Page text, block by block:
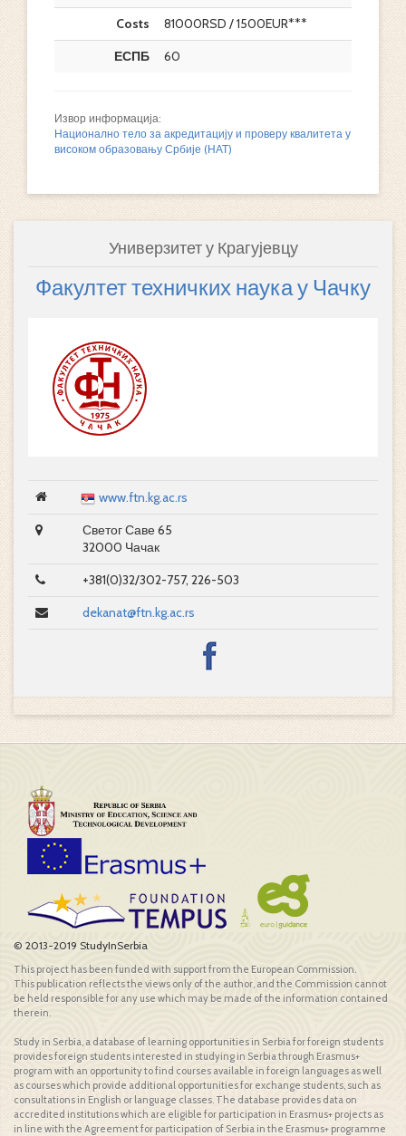
Costs
81000RSD / 1500EUR***
ЕСПБ
60
Извор информација:
Национално тело за акредитацију и проверу квалитета у
високом образовању Србије (НАТ)
Универзитет у Крагујевцу
Факултет техничких наука у Чачку
www.ftn.kg.ac.rs
Светог Саве 65
32000 Чачак
+381(0)32/302-757, 226-503
dekanat@ftn.kg.ac.rs
© 2013-2019 StudyInSerbia
This project has been funded with support from the European Commission.
This publication reflects the views only of the author, and the Commission cannot
be held responsible for any use which may be made of the information contained
therein.
Study in Serbia, a database of learning opportunities in Serbia for foreign students
provides foreign students interested in studying in Serbia through Erasmus+
program with an opportunity to find courses available in foreign languages as well
as courses which provide additional opportunities for exchange students, such as
consultations in English or language classes. The database provides data on
accredited institutions which are eligible for participation in Erasmus+ projects as
in line with the Agreement for participation of Serbia in the Erasmus+ programme